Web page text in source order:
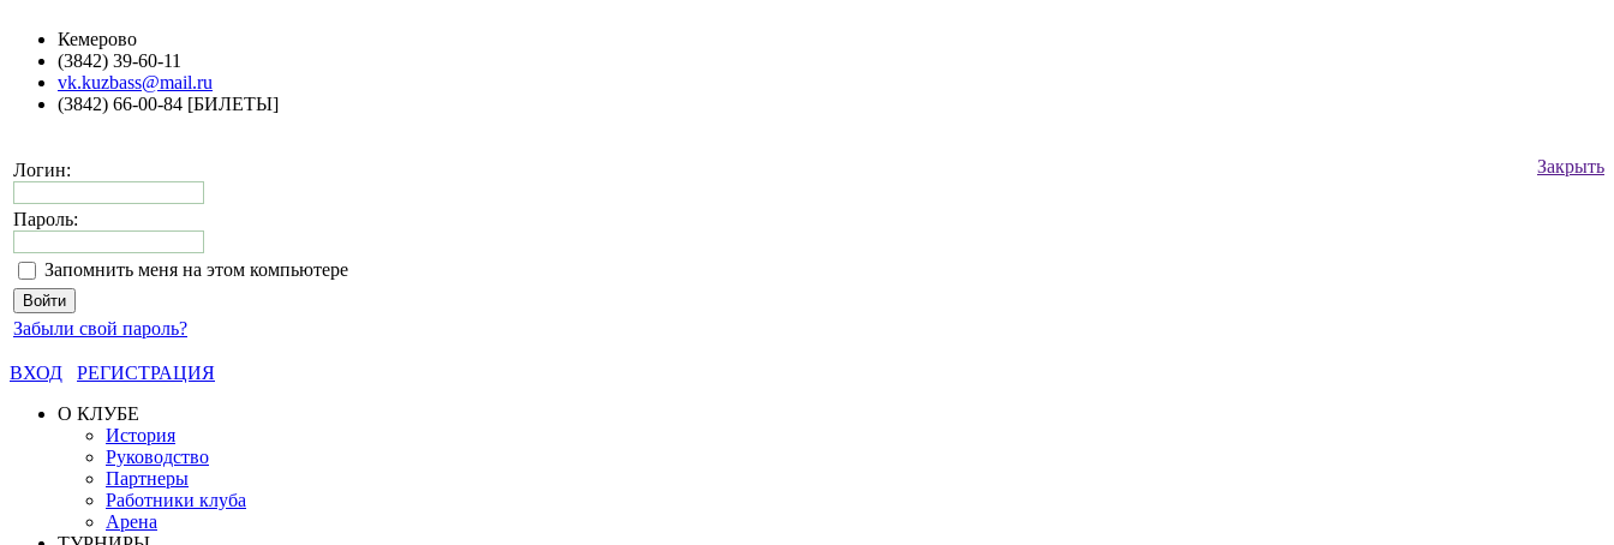
Кемерово
(3842) 39-60-11
vk.kuzbass@mail.ru
(3842) 66-00-84 [БИЛЕТЫ]
Закрыть
Логин:
Пароль:
Запомнить меня на этом компьютере
Забыли свой пароль?
ВХОД
РЕГИСТРАЦИЯ
О КЛУБЕ
История
Руководство
Партнеры
Работники клуба
Арена